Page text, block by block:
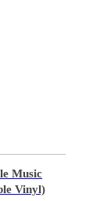
Music
Vinyl)